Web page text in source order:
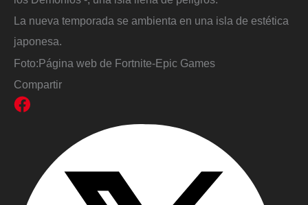
La nueva temporada se ambienta en una isla de estética
japonesa.
Foto:Página web de Fortnite-Epic Games
Compartir